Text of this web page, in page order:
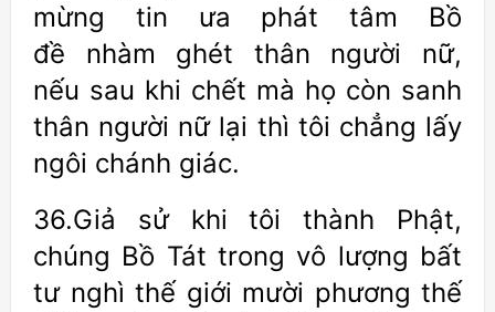
mừng tin ưa phát tâm Bồ
đề nhàm ghét thân người nữ,
nếu sau khi chết mà họ còn sanh
thân người nữ lại thì tôi chẳng lấy
ngôi chánh giác.
36.Giả sử khi tôi thành Phật,
chúng Bồ Tát trong vô lượng bất
tư nghì thế giới mười phương thế